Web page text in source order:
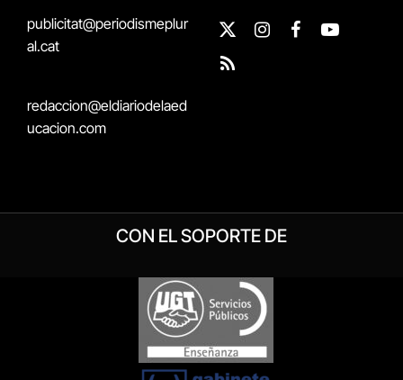
publicitat@periodismeplur
al.cat
redaccion@eldiariodelaed
ucacion.com
X
(Twitter)
InstagramFacebookYouTube
RSS
CON EL SOPORTE DE